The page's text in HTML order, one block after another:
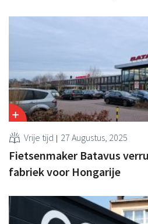
Vrije tijd 27 Augustus, 2025
Fietsenmaker Batavus
fabriek voor Hongarije